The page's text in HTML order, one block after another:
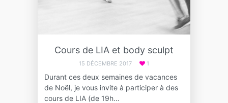
Cours de LIA et body sculpt
15 DÉCEMBRE 2017 1
Durant ces deux semaines de vacances
de Noël, je vous invite à participer à des
cours de LIA (de 19h…